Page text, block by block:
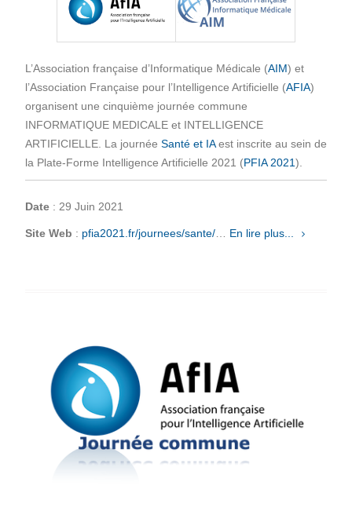
L’Association française d’Informatique Médicale (AIM) et
l’Association Française pour l’Intelligence Artificielle (AFIA)
organisent une cinquième journée commune
INFORMATIQUE MEDICALE et INTELLIGENCE
ARTIFICIELLE. La journée Santé et IAest inscrite au sein de
la Plate-Forme Intelligence Artificielle 2021 (PFIA 2021).
Date: 29 Juin 2021
Site Web : pfia2021.fr/journees/sante/… En lire plus...